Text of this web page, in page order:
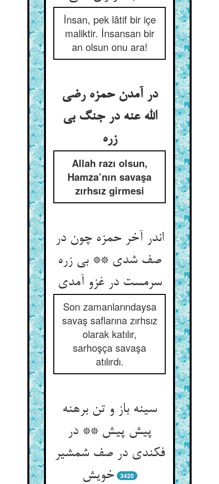
İnsan, pek lâtif bir içe
maliktir. İnsansan bir
an olsun onu ara!
در آمدن حمزه رضی
الله عنه در جنگ بی
زره
Allah razı olsun,
Hamza’nın savaşa
zırhsız girmesi
اندر آخر حمزه چون در
صف شدی ** بی زره
سرمست در غزو آمدی
Son zamanlarındaysa
savaş saflarına zırhsız
olarak katılır,
sarhoşça savaşa
atılırdı.
سینه باز و تن برهنه
پیش پیش ** در
فکندی در صف شمشیر
خویش
3420